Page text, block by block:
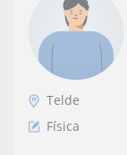
Telde
Física